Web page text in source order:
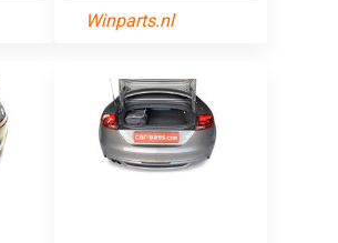
Winparts.nl